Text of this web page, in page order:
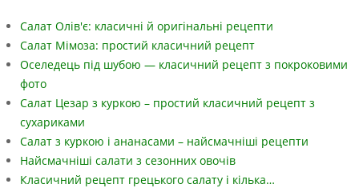
Салат Олів'є: класичні й оригінальні рецепти
Салат Мімоза: простий класичний рецепт
Оселедець під шубою — класичний рецепт з покроковими
фото
Салат Цезар з куркою – простий класичний рецепт з
сухариками
Салат з куркою і ананасами – найсмачніші рецепти
Найсмачніші салати з сезонних овочів
Класичний рецепт грецького салату і кілька…